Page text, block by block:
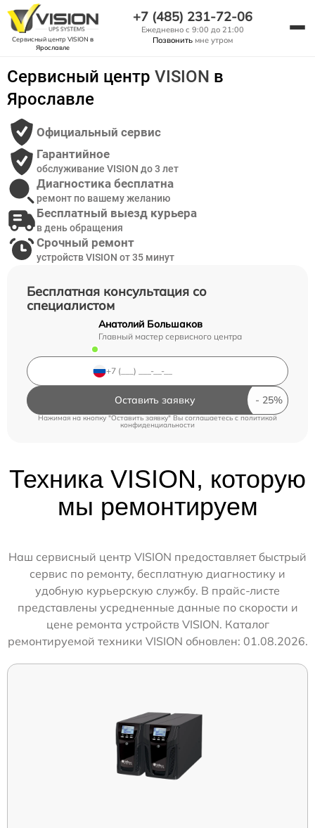
Сервисный центр VISION в
Ярославле
+7 (485) 231-72-06
Ежедневно с 9:00 до 21:00
Позвонить мне утром
Сервисный центр VISION в
Ярославле
Бесплатная консультация со
специалистом
Анатолий Большаков
Главный мастер сервисного центра
Оставить заявку
Нажимая на кнопку "Оставить заявку" Вы соглашаетесь cполитикой
конфиденциальности
Официальный сервис
Гарантийное
обслуживание VISION до 3 лет
Диагностика бесплатна
ремонт по вашему желанию
Бесплатный выезд курьера
в день обращения
Срочный ремонт
устройств VISION от 35 минут
Техника VISION, которую
мы ремонтируем
Наш сервисный центр VISION предоставляет быстрый
сервис по ремонту, бесплатную диагностику и
удобную курьерскую службу. В прайс-листе
представлены усредненные данные по скорости и
цене ремонта устройств VISION. Каталог
ремонтируемой техники VISION обновлен: 01.08.2026.